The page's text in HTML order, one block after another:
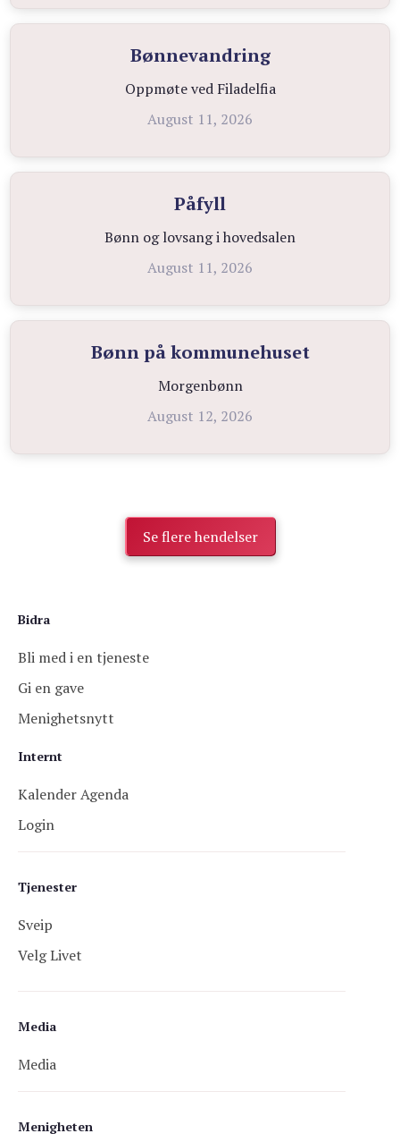
Bønnevandring
Oppmøte ved Filadelfia
August 11, 2026
Påfyll
Bønn og lovsang i hovedsalen
August 11, 2026
Bønn på kommunehuset
Morgenbønn
August 12, 2026
Se flere hendelser
Menigheten
Tjenester
Sveip
Velg Livet
Media
Media
Bidra
Bli med i en tjeneste
Gi en gave
Menighetsnytt
Internt
Kalender Agenda
Login